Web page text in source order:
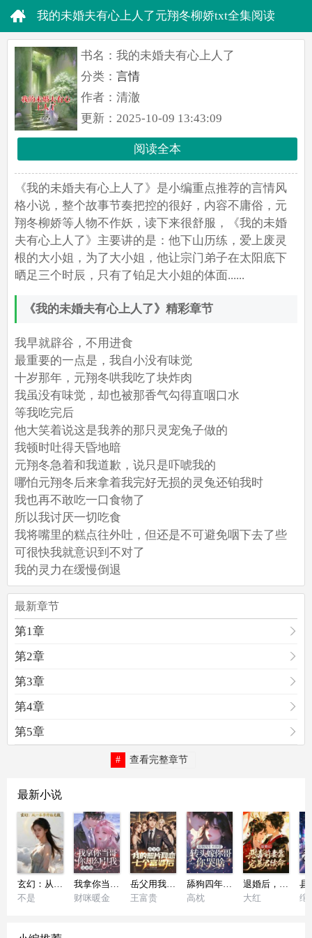
我的未婚夫有心上人了元翔冬柳娇txt全集阅读
by清澈
书名：我的未婚夫有心上人了
分类： 言情
作者：清澈
更新：2025-10-09 13:43:09
阅读全本
《我的未婚夫有心上人了》是小编重点推荐的言情风
格小说，整个故事节奏把控的很好，内容不庸俗，元
翔冬柳娇等人物不作妖，读下来很舒服，《我的未婚
夫有心上人了》主要讲的是：他下山历练，爱上废灵
根的大小姐，为了大小姐，他让宗门弟子在太阳底下
晒足三个时辰，只有了铂足大小姐的体面......
《我的未婚夫有心上人了》精彩章节
我早就辟谷，不用进食
最重要的一点是，我自小没有味觉
十岁那年，元翔冬哄我吃了块炸肉
我虽没有味觉，却也被那香气勾得直咽口水
等我吃完后
他大笑着说这是我养的那只灵宠兔子做的
我顿时吐得天昏地暗
元翔冬急着和我道歉，说只是吓唬我的
哪怕元翔冬后来拿着我完好无损的灵兔还铂我时
我也再不敢吃一口食物了
所以我讨厌一切吃食
我将嘴里的糕点往外吐，但还是不可避免咽下去了些
可很快我就意识到不对了
我的灵力在缓慢倒退
最新章节
第1章
第2章
第3章
第4章
第5章
查看完整章节
最新小说
玄幻：从一本书开始无敌
不是
我拿你当哥，你却勾引我，这对吗
财咪暖金
岳父用我的照片网恋七个富婆后
王富贵
舔狗四年不珍惜，转头嫁你哥你哭啥？
高枕
退婚后，恶毒前妻靠宠暴君续命
大红
绾